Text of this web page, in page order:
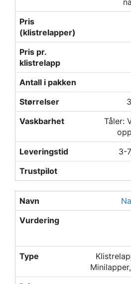
Pris
(klistrelapper)
Pris pr.
klistrelapp
Antall i pakken
Størrelser
Vaskbarhet
Tåler:
Leveringstid
3-
Trustpilot
Navn
Vurdering
Type